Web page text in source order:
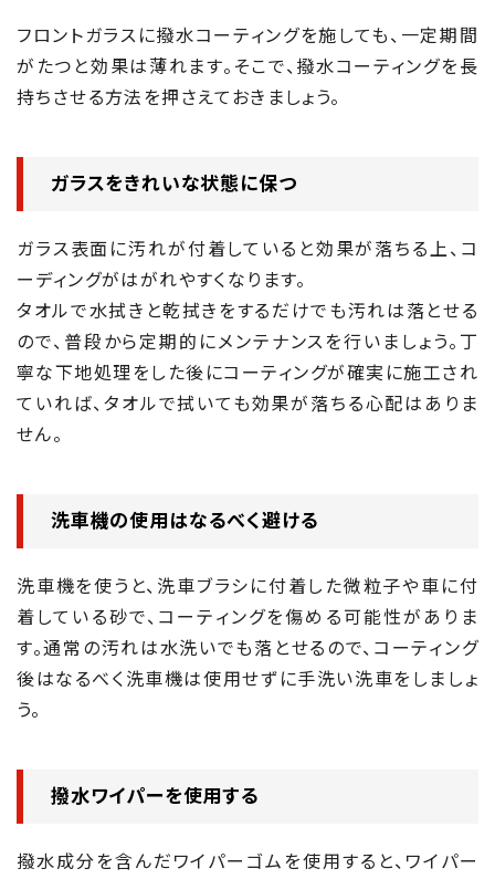
フロントガラスに撥水コーティングを施しても、一定期間
がたつと効果は薄れます。そこで、撥水コーティングを長
持ちさせる方法を押さえておきましょう。
ガラスをきれいな状態に保つ
ガラス表面に汚れが付着していると効果が落ちる上、コ
ーディングがはがれやすくなります。
タオルで水拭きと乾拭きをするだけでも汚れは落とせる
ので、普段から定期的にメンテナンスを行いましょう。丁
寧な下地処理をした後にコーティングが確実に施工され
ていれば、タオルで拭いても効果が落ちる心配はありま
せん。
洗車機の使用はなるべく避ける
洗車機を使うと、洗車ブラシに付着した微粒子や車に付
着している砂で、コーティングを傷める可能性がありま
す。通常の汚れは水洗いでも落とせるので、コーティング
後はなるべく洗車機は使用せずに手洗い洗車をしましょ
う。
撥水ワイパーを使用する
撥水成分を含んだワイパーゴムを使用すると、ワイパー